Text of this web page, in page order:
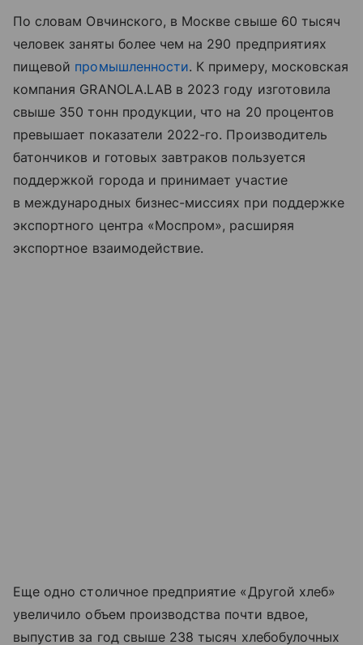
По словам Овчинского, в Москве свыше 60 тысяч
человек заняты более чем на 290 предприятиях
пищевой промышленности. К примеру, московская
компания GRANOLA.LAB в 2023 году изготовила
свыше 350 тонн продукции, что на 20 процентов
превышает показатели 2022-го. Производитель
батончиков и готовых завтраков пользуется
поддержкой города и принимает участие
в международных бизнес-миссиях при поддержке
экспортного центра «Моспром», расширяя
экспортное взаимодействие.
Еще одно столичное предприятие «Другой хлеб»
увеличило объем производства почти вдвое,
выпустив за год свыше 238 тысяч хлебобулочных